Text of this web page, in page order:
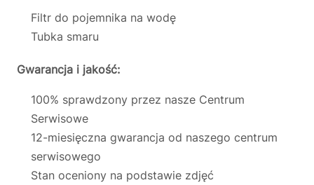
Filtr do pojemnika na wodę
Tubka smaru
Gwarancja i jakość:
100% sprawdzony przez nasze Centrum
Serwisowe
12-miesięczna gwarancja od naszego centrum
serwisowego
Stan oceniony na podstawie zdjęć